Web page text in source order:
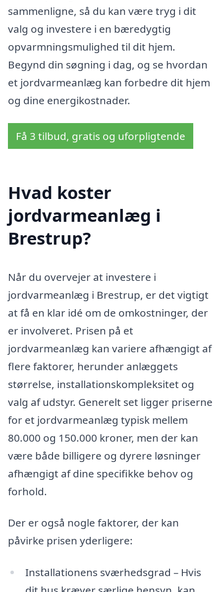
sammenligne, så du kan være tryg i dit
valg og investere i en bæredygtig
opvarmningsmulighed til dit hjem.
Begynd din søgning i dag, og se hvordan
et jordvarmeanlæg kan forbedre dit hjem
og dine energikostnader.
Få 3 tilbud, gratis og uforpligtende
Hvad koster
jordvarmeanlæg i
Brestrup?
Når du overvejer at investere i
jordvarmeanlæg i Brestrup, er det vigtigt
at få en klar idé om de omkostninger, der
er involveret. Prisen på et
jordvarmeanlæg kan variere afhængigt af
flere faktorer, herunder anlæggets
størrelse, installationskompleksitet og
valg af udstyr. Generelt set ligger priserne
for et jordvarmeanlæg typisk mellem
80.000 og 150.000 kroner, men der kan
være både billigere og dyrere løsninger
afhængigt af dine specifikke behov og
forhold.
Der er også nogle faktorer, der kan
påvirke prisen yderligere:
Installationens sværhedsgrad – Hvis